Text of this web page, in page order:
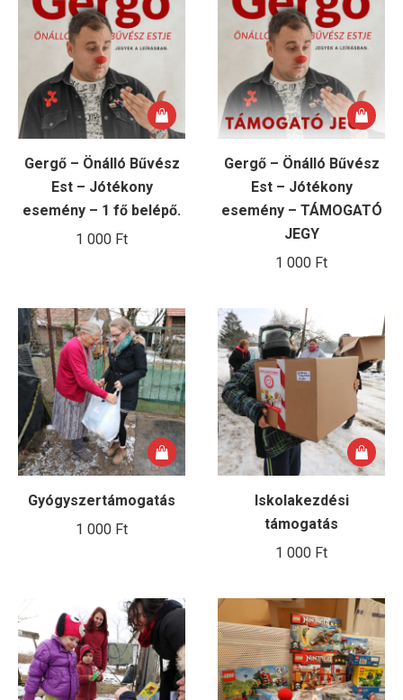
Gergő – Önálló Bűvész
Est – Jótékony
esemény – 1 fő belépő.
1 000 Ft
Gergő – Önálló Bűvész
Est – Jótékony
esemény – TÁMOGATÓ
JEGY
1 000 Ft
Gyógyszertámogatás
1 000 Ft
Iskolakezdési
támogatás
1 000 Ft